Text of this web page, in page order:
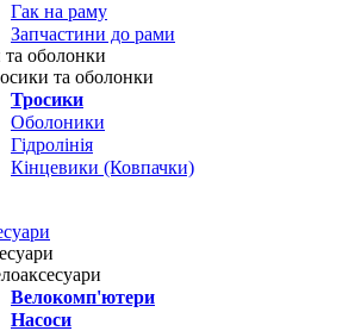
Гак на раму
Запчастини до рами
оболонки
та оболонки
Тросики
Оболоники
Гідролінія
Кінцевики (Ковпачки)
Велокомп'ютери
Насоси